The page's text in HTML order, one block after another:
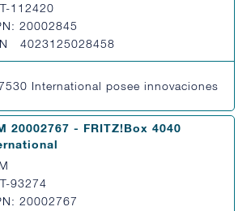
112420
20002845
4023125028458
International posee innovaciones en
20002767 - FRITZ!Box 4040
93274
20002767